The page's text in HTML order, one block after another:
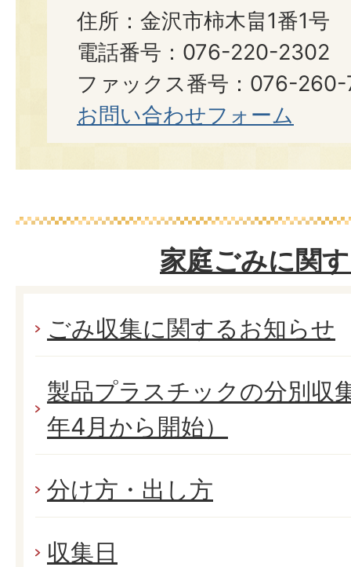
住所：金沢市柿木畠1番1号
電話番号：076-220-2302
ファックス番号：076-
お問い合わせフォーム
家庭ごみに関
ごみ収集に関するお知らせ
製品プラスチックの分別収
年4月から開始）
分け方・出し方
収集日